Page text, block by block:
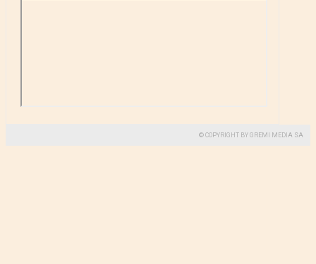
© COPYRIGHT BY GREMI MEDIA SA